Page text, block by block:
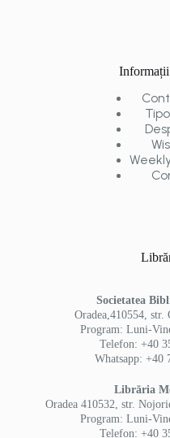
Societatea
Oradea,410554,
Program: Luni-
Telefon: +40
Whatsapp: +40
Librăria
Oradea 410532, str.
Program: Luni-
Telefon: +40